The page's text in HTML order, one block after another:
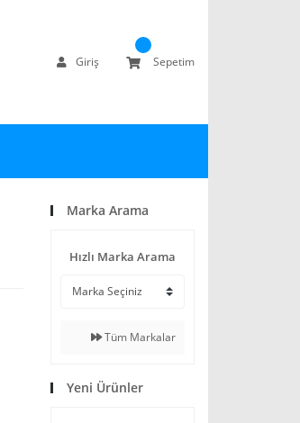
Giriş Sepetim
Marka Arama
Hızlı Marka Arama
Tüm Markalar
Yeni Ürünler